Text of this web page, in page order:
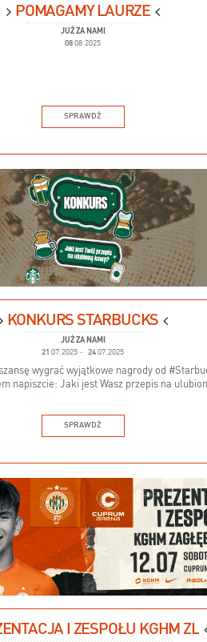
POMAGAMY LAURZE
JUŻ ZA NAMI
08 08.2025
SPRAWDŹ
KONKURS STARBUCKS
JUŻ ZA NAMI
21 07.2025 - 24 07.2025
wygrać wyjątkowe nagrody od
napiszcie: Jaki jest Wasz przepis na
SPRAWDŹ
I ZESPOŁU KGHM ZL